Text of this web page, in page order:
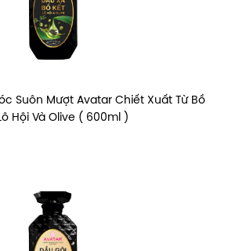
Suôn Mượt Avatar Chiết Xuất Từ Bồ
Hội Và Olive ( 600ml )